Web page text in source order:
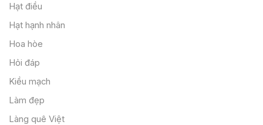
Hạt điều
Hạt hạnh nhân
Hoa hòe
Hỏi đáp
Kiều mạch
Làm đẹp
Làng quê Việt